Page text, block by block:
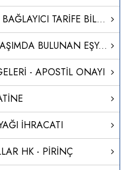
11-12 HAZİRAN 2024 YENİ BAĞLAYICI TARİFE BİLGİLERİ
TÜRKİYE’DE SERBEST DOLAŞIMDA BULUNAN EŞYANIN SERBEST BÖLGEDEN TÜRKİYE’YE İTHALİ
- APOSTİL ONAYI
İHRACATI
HK - PİRİNÇ